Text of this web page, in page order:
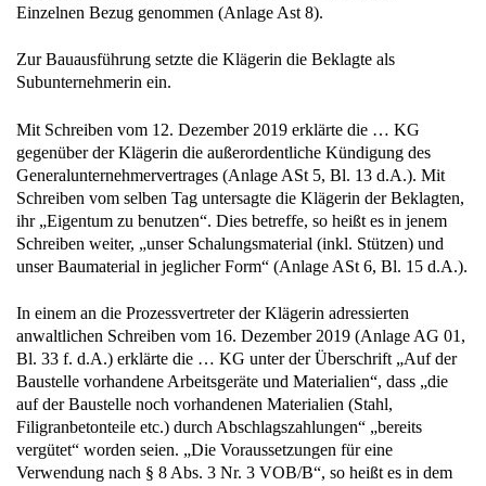
Einzelnen Bezug genommen (Anlage Ast 8).
Zur Bauausführung setzte die Klägerin die Beklagte als
Subunternehmerin ein.
Mit Schreiben vom 12. Dezember 2019 erklärte die … KG
gegenüber der Klägerin die außerordentliche Kündigung des
Generalunternehmervertrages (Anlage ASt 5, Bl. 13 d.A.). Mit
Schreiben vom selben Tag untersagte die Klägerin der Beklagten,
ihr „Eigentum zu benutzen“. Dies betreffe, so heißt es in jenem
Schreiben weiter, „unser Schalungsmaterial (inkl. Stützen) und
unser Baumaterial in jeglicher Form“ (Anlage ASt 6, Bl. 15 d.A.).
In einem an die Prozessvertreter der Klägerin adressierten
anwaltlichen Schreiben vom 16. Dezember 2019 (Anlage AG 01,
Bl. 33 f. d.A.) erklärte die … KG unter der Überschrift „Auf der
Baustelle vorhandene Arbeitsgeräte und Materialien“, dass „die
auf der Baustelle noch vorhandenen Materialien (Stahl,
Filigranbetonteile etc.) durch Abschlagszahlungen“ „bereits
vergütet“ worden seien. „Die Voraussetzungen für eine
Verwendung nach § 8 Abs. 3 Nr. 3 VOB/B“, so heißt es in dem